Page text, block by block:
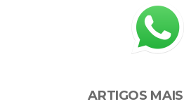
ARTIGOS